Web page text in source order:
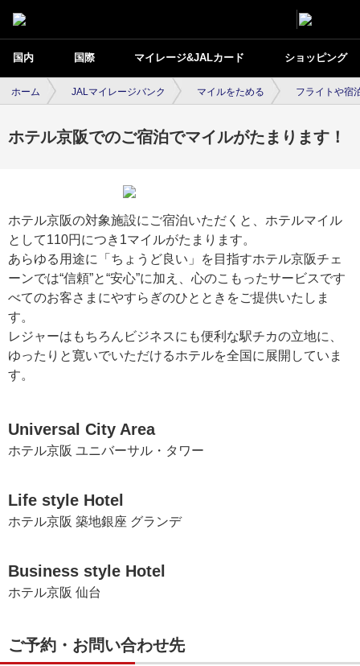
国内 国際 マイレージ&JALカード ショッピング
ホーム JALマイレージバンク マイルをためる フライトや宿
ホテル京阪でのご宿泊でマイルがたまります！
ホテル京阪の対象施設にご宿泊いただくと、ホテルマイル
として110円につき1マイルがたまります。
あらゆる用途に「ちょうど良い」を目指すホテル京阪チェ
ーンでは“信頼”と“安心”に加え、心のこもったサービスです
べてのお客さまにやすらぎのひとときをご提供いたしま
す。
レジャーはもちろんビジネスにも便利な駅チカの立地に、
ゆったりと寛いでいただけるホテルを全国に展開していま
す。
Universal City Area
ホテル京阪 ユニバーサル・タワー
Life style Hotel
ホテル京阪 築地銀座 グランデ
Business style Hotel
ホテル京阪 仙台
ご予約・お問い合わせ先